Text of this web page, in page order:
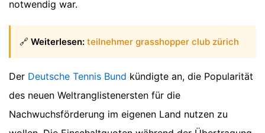
notwendig war.
🔗 Weiterlesen: teilnehmer grasshopper club zürich
Der Deutsche Tennis Bund kündigte an, die Popularität
des neuen Weltranglistenersten für die
Nachwuchsförderung im eigenen Land nutzen zu